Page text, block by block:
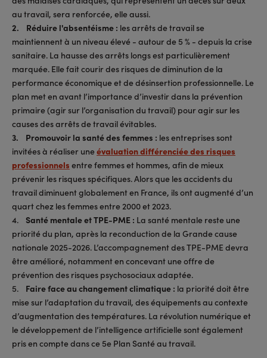
au travail, sera renforcée, elle aussi.
2. Réduire l'absentéisme : les arrêts de travail se
maintiennent à un niveau élevé - autour de 5 % - depuis la crise
sanitaire. La hausse des arrêts longs est particulièrement
marquée. Elle fait courir des risques de diminution de la
performance économique et de désinsertion professionnelle. Le
plan met en avant l’importance d’investir dans la prévention
primaire (agir sur l’organisation du travail) pour agir sur les
causes des arrêts de travail évitables.
3. Promouvoir la santé des femmes : les entreprises sont
invitées à réaliser uneévaluation différenciée des risques
professionnels entre femmes et hommes, afin de mieux
prévenir les risques spécifiques. Alors que les accidents du
travail diminuent globalement en France, ils ont augmenté d’un
quart chez les femmes entre 2000 et 2023.
4. Santé mentale et TPE-PME : La santé mentale reste une
priorité du plan, après la reconduction de la Grande cause
nationale 2025-2026. L’accompagnement des TPE-PME devra
être amélioré, notamment en concevant une offre de
prévention des risques psychosociaux adaptée.
5. Faire face au changement climatique : la priorité doit être
mise sur l’adaptation du travail, des équipements au contexte
d’augmentation des températures. La révolution numérique et
le développement de l’intelligence artificielle sont également
pris en compte dans ce 5e Plan Santé au travail.